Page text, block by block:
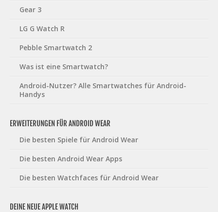
Gear 3
LG G Watch R
Pebble Smartwatch 2
Was ist eine Smartwatch?
Android-Nutzer? Alle Smartwatches für Android-
Handys
ERWEITERUNGEN FÜR ANDROID WEAR
Die besten Spiele für Android Wear
Die besten Android Wear Apps
Die besten Watchfaces für Android Wear
DEINE NEUE APPLE WATCH